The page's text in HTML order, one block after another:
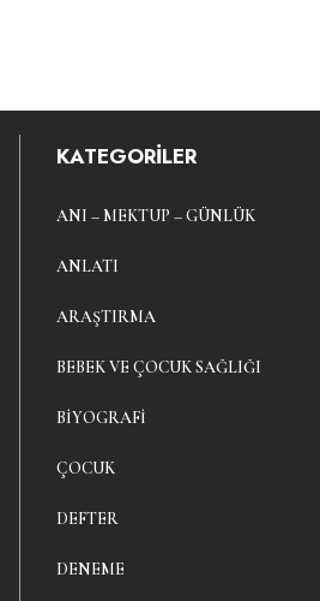
KATEGORİLER
ANI – MEKTUP – GÜNLÜK
ANLATI
ARAŞTIRMA
BEBEK VE ÇOCUK SAĞLIĞI
BIYOGRAFI
ÇOCUK
DEFTER
DENEME